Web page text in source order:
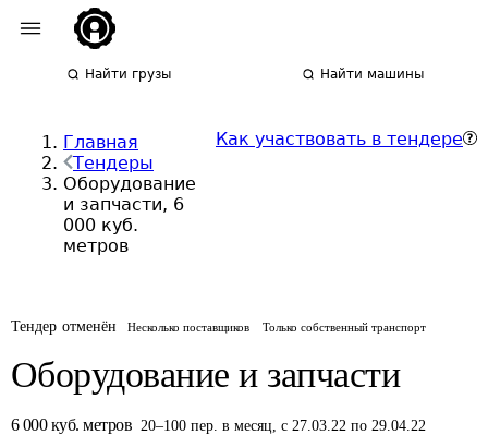
Найти грузы Найти машины
Главная
Тендеры
Оборудование
и запчасти, 6
000 куб.
метров
Как участвовать в тендере
Тендер отменён Несколько поставщиков Только собственный транспорт
Оборудование и запчасти
6 000 куб. метров 20–100 пер. в месяц,с 27.03.22 по 29.04.22